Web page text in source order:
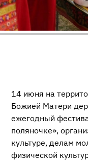
14 июня на
Божией Матери
ежегодный
поляночке»,
культуре, делам
физической